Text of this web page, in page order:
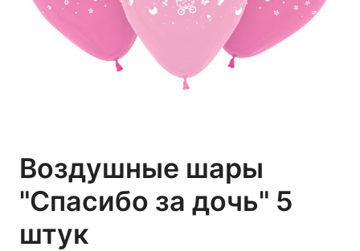
Воздушные шары
"Спасибо за дочь" 5
штук